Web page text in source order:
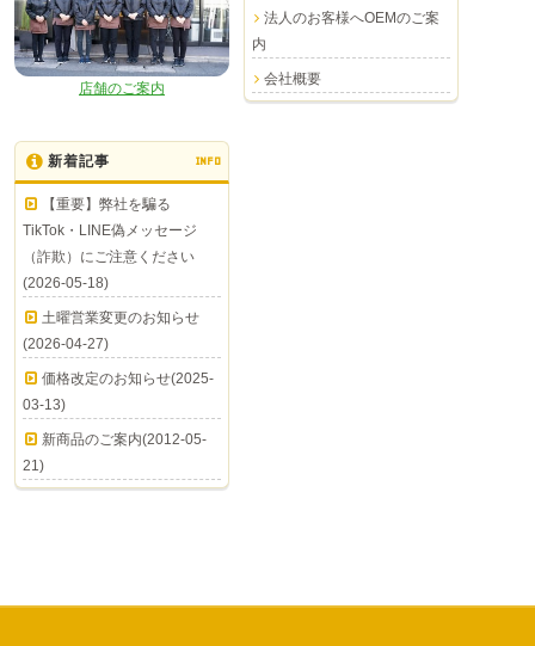
法人のお客様へOEMのご案
内
会社概要
店舗のご案内
新着記事 INFO
【重要】弊社を騙る
TikTok・LINE偽メッセージ
（詐欺）にご注意ください
(2026-05-18)
土曜営業変更のお知らせ
(2026-04-27)
価格改定のお知らせ(2025-
03-13)
新商品のご案内(2012-05-
21)